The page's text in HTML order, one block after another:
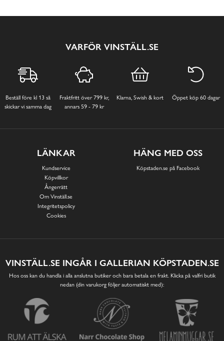
VARFÖR VINSTÄLL.SE
Beställ före kl 13 så
skickar vi samma dag
Fraktfritt över 799 kr,
annars 59 - 79 kr
Klarna, Swish & kort Öppet köp 60 dagar
LÄNKAR
Kundservice
Köpvillkor
Ångerrätt
Om Vinställ.se
Integritetspolicy
Cookies
HÄNG MED OSS
Köpstaden.se på Facebook
VINSTÄLL.SE INGÅR I GALLERIAN KÖPSTADEN.SE
Hos oss kan du handla i alla anslutna butiker och bara betala en frakt. Klicka på valfri butik
nedan (din varukorg följer automatiskt med):